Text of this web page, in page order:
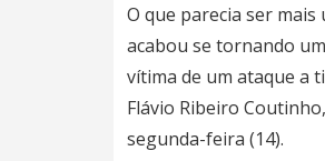
O que parecia ser
acabou se tornando
vítima de um ataque a
Flávio Ribeiro
segunda-feira (14).